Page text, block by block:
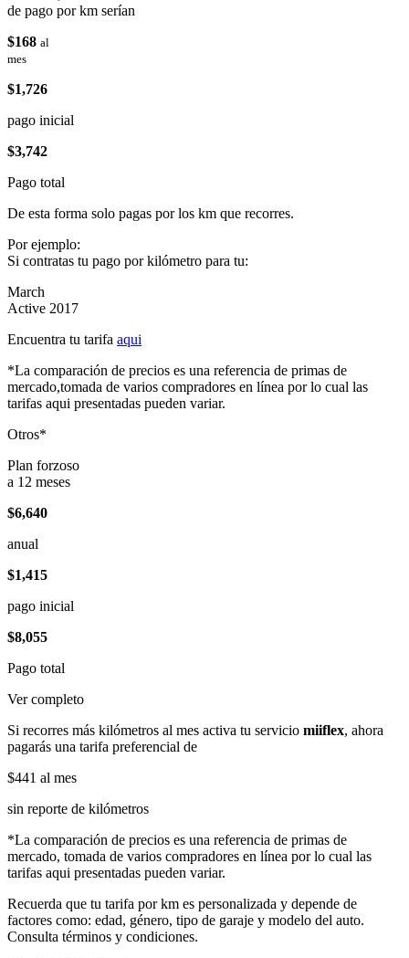
de pago por km serían
$168 al
mes
$1,726
pago inicial
$3,742
Pago total
De esta forma solo pagas por los km que recorres.
Por ejemplo:
Si contratas tu pago por kilómetro para tu:
March
Active 2017
Encuentra tu tarifa aqui
*La comparación de precios es una referencia de primas de
mercado,tomada de varios compradores en línea por lo cual las
tarifas aqui presentadas pueden variar.
Otros*
Plan forzoso
a 12 meses
$6,640
anual
$1,415
pago inicial
$8,055
Pago total
Ver completo
Si recorres más kilómetros al mes activa tu servicio miiflex, ahora
pagarás una tarifa preferencial de
$441 al mes
sin reporte de kilómetros
*La comparación de precios es una referencia de primas de
mercado, tomada de varios compradores en línea por lo cual las
tarifas aqui presentadas pueden variar.
Recuerda que tu tarifa por km es personalizada y depende de
factores como: edad, género, tipo de garaje y modelo del auto.
Consulta términos y condiciones.